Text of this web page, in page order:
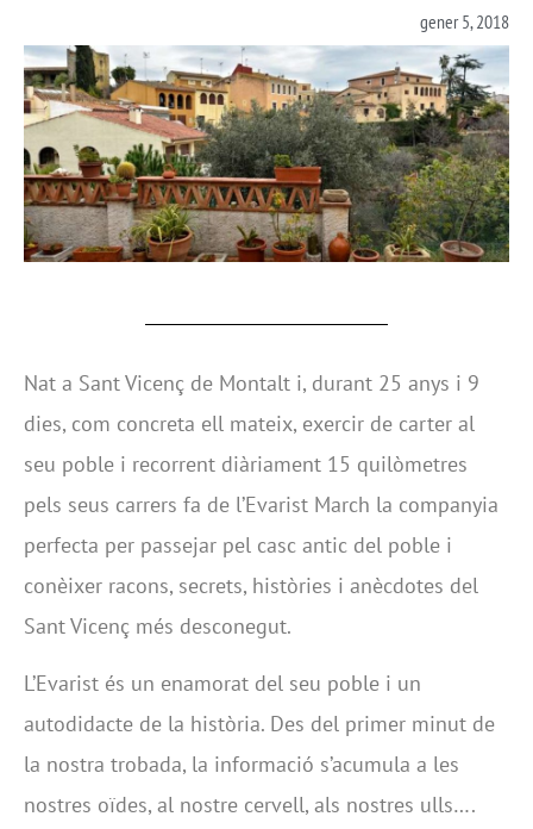
gener 5, 2018
Nat a Sant Vicenç de Montalt i, durant 25 anys i 9
dies, com concreta ell mateix, exercir de carter al
seu poble i recorrent diàriament 15 quilòmetres
pels seus carrers fa de l’Evarist March la companyia
perfecta per passejar pel casc antic del poble i
conèixer racons, secrets, històries i anècdotes del
Sant Vicenç més desconegut.
L’Evarist és un enamorat del seu poble i un
autodidacte de la història. Des del primer minut de
la nostra trobada, la informació s’acumula a les
nostres oïdes, al nostre cervell, als nostres ulls….